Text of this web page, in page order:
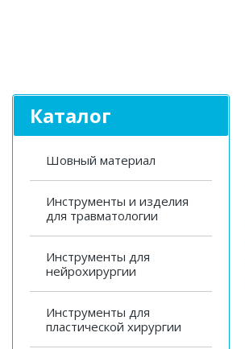
Каталог
Шовный материал
Инструменты и изделия
для травматологии
Инструменты для
нейрохирургии
Инструменты для
пластической хирургии